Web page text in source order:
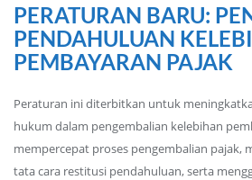
PERATURAN BARU:
PENDAHULUAN
PEMBAYARAN PAJAK
Peraturan ini diterbitkan untuk
hukum dalam pengembalian kelebihan
mempercepat proses pengembalian pajak,
tata cara restitusi pendahuluan, serta